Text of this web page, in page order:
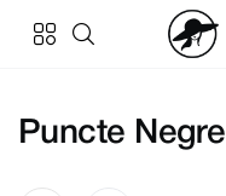
Puncte Negre